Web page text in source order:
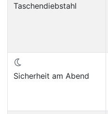
Taschendiebstahl
Sicherheit am Abend